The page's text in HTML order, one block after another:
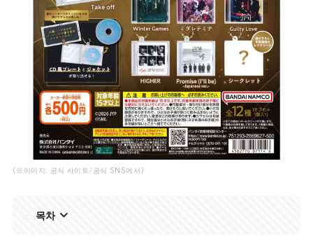
(※이미지: 공식 사이트/공식 SNS에서)
목차